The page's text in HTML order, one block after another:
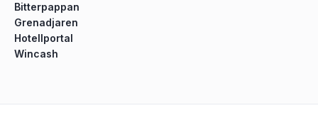
Bitterpappan
Grenadjaren
Hotellportal
Wincash